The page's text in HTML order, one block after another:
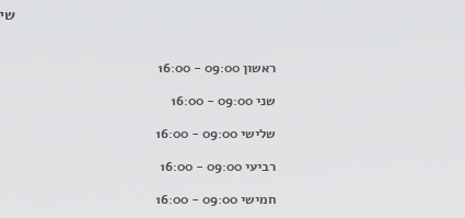
ראשון 09:00 - 16:00
שני 09:00 - 16:00
שלישי 09:00 - 16:00
רביעי 09:00 - 16:00
חמישי 09:00 - 16:00